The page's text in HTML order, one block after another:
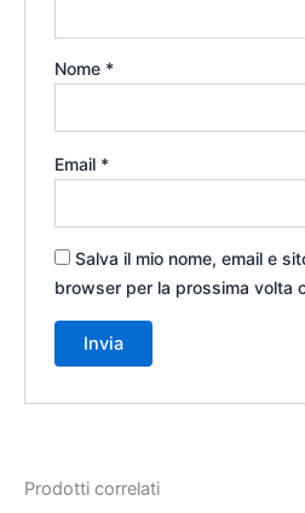
Nome *
Email *
Salva il mio nome, email e
browser per la prossima volta
Prodotti correlati